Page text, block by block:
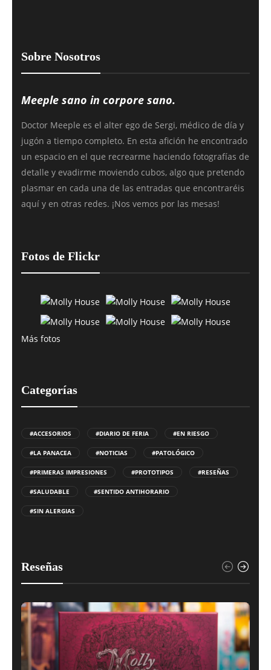
Sobre Nosotros
Meeple sano in corpore sano.
Doctor Meeple es el alter ego de Sergi, médico de día y
jugón a tiempo completo. En esta afición he encontrado
un espacio en el que recrearme haciendo fotografías de
detalle y evadirme moviendo cubos, algo que pretendo
plasmar en cada una de las entradas que encontraréis
aquí y en otras redes. ¡Nos vemos por las mesas!
Fotos de Flickr
Más fotos
Categorías
#ACCESORIOS #DIARIO DE FERIA #EN RIESGO
#LA PANACEA #NOTICIAS #PATOLÓGICO
#PRIMERAS IMPRESIONES #PROTOTIPOS #RESEÑAS
#SALUDABLE #SENTIDO ANTIHORARIO
#SIN ALERGIAS
Reseñas